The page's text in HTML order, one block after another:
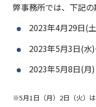
弊事務所では、下記の
2023年4月29日(
2023年5月3日(
2023年5月8日(
※5月1日（月）2日（火）は